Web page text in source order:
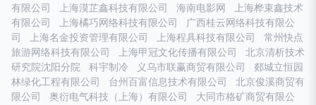
有限公司
上海漠芷鑫科技有限公司 海南电影网
上海桦束鑫技术
有限公司
上海橘巧网络科技有限公司
广西桂云网络科技有限公
司
上海名金投资管理有限公司 上海程具科技有限公司
常州快点
旅游网络科技有限公司
上海甲冠文化传播有限公司
北京清析技术
研究院沈阳分院
科宇制冷 义乌市联赢商贸有限公司
郯城立恒园
林绿化工程有限公司
台州百富信息技术有限公司
北京俊溪商贸有
限公司
奥衍电气科技（上海）有限公司
大同市格矿商贸有限公